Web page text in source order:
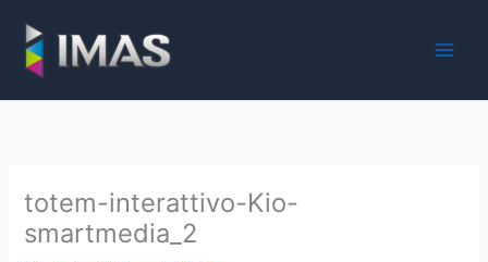
contenuto
totem-interattivo-Kio-
smartmedia_2